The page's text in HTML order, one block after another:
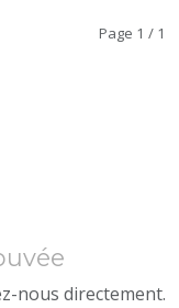
Page 1 / 1
nous directement.